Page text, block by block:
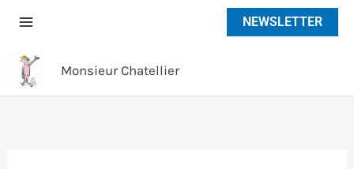
NEWSLETTER
Monsieur Chatellier